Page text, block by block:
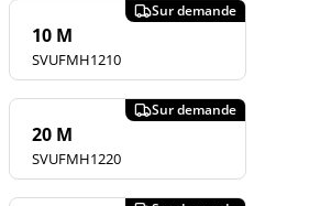
10 M
SVUFMH1210
20 M
SVUFMH1220